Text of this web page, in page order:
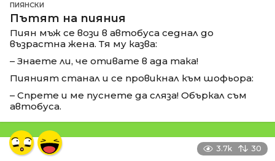
ПИЯНСКИ
Пътят на пияния
Пиян мъж се вози в автобуса седнал до
възрастна жена. Тя му казва:
– Знаете ли, че отивате в ада така!
Пияният станал и се провикнал към шофьора:
– Спрете и ме пуснете да сляза! Объркал съм
автобуса.
3.7k 30